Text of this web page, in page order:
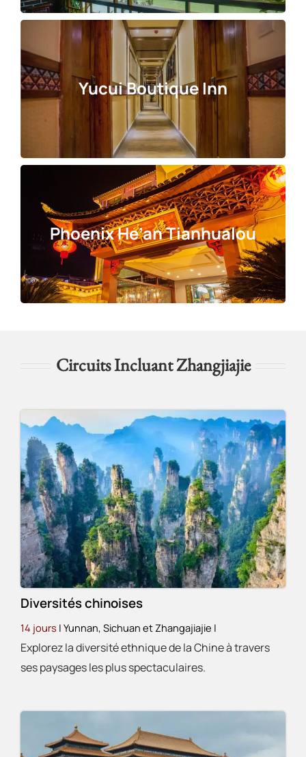
Yucui Boutique Inn
Phoenix He’an Tianhualou
Circuits Incluant Zhangjiajie
Diversités chinoises
14 jours | Yunnan, Sichuan et Zhangajiajie |
Explorez la diversité ethnique de la Chine à travers
ses paysages les plus spectaculaires.